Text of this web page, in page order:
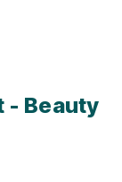
- Beauty